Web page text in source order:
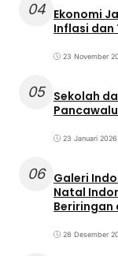
04 Ekonomi
Inflasi
23 November
05 Sekolah
23 Januari 2026
06 Galeri
Natal
Beriringan
28 Desember